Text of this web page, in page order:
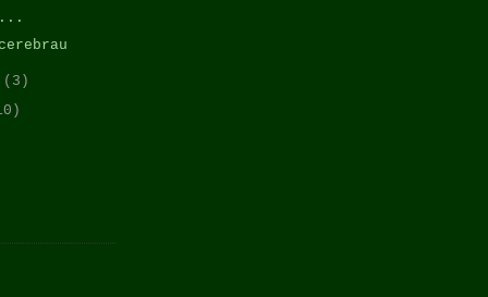
(3)